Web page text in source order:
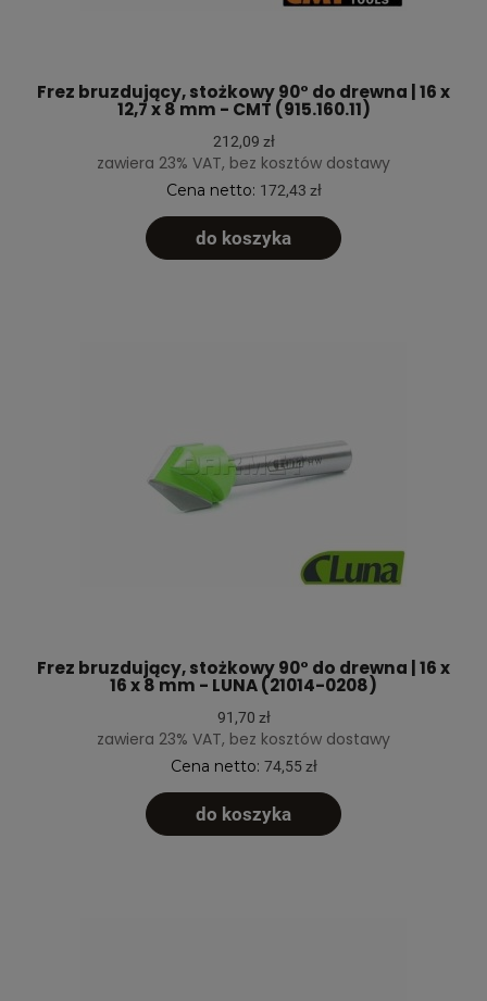
Frez bruzdujący, stożkowy 90° do drewna | 16 x
12,7 x 8 mm - CMT (915.160.11)
212,09 zł
zawiera 23% VAT, bez kosztów dostawy
Cena netto: 172,43 zł
do koszyka
Frez bruzdujący, stożkowy 90° do drewna | 16 x
16 x 8 mm - LUNA (21014-0208)
91,70 zł
zawiera 23% VAT, bez kosztów dostawy
Cena netto: 74,55 zł
do koszyka